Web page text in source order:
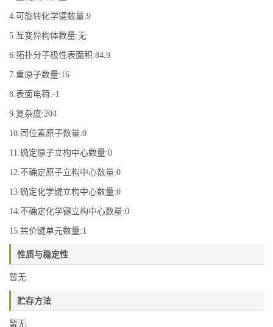
4.可旋转化学键数量:9
5.互变异构体数量:无
6.拓扑分子极性表面积:84.9
7.重原子数量:16
8.表面电荷:-1
9.复杂度:204
10.同位素原子数量:0
11.确定原子立构中心数量:0
12.不确定原子立构中心数量:0
13.确定化学键立构中心数量:0
14.不确定化学键立构中心数量:0
15.共价键单元数量:1
性质与稳定性
暂无
贮存方法
暂无